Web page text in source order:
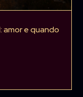
amor e quando